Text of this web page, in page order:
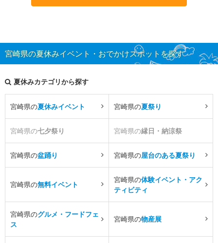
宮崎県の夏休みイベント・おでかけスポットを探す
夏休みカテゴリから探す
宮崎県の夏休みイベント 宮崎県の夏祭り
宮崎県の七夕祭り 宮崎県の縁日・納涼祭
宮崎県の盆踊り 宮崎県の屋台のある夏祭り
宮崎県の無料イベント
宮崎県の体験イベント・アク
ティビティ
宮崎県のグルメ・フードフェ
ス
宮崎県の物産展